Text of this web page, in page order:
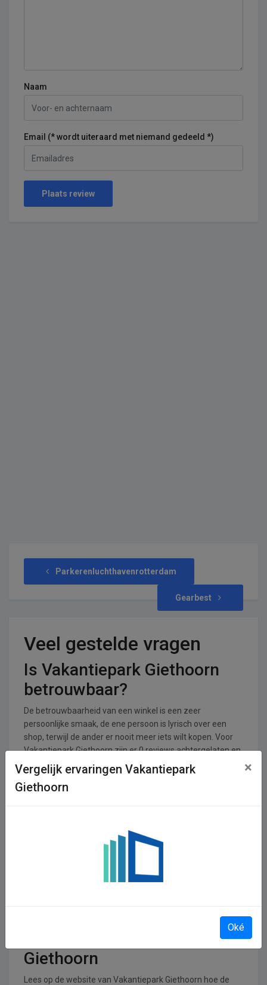
Naam
Email (* wordt uiteraard met niemand gedeeld *)
Plaats review
Parkerenluchthavenrotterdam
Gearbest
Veel gestelde vragen
Is Vakantiepark Giethoorn
betrouwbaar?
De betrouwbaarheid van een winkel is een zeer
persoonlijke smaak, de ene persoon is lyrisch over een
shop, terwijl de ander er nooit meer iets wilt kopen. Voor
Vakantiepark Giethoorn zijn er 0 reviews achtergelaten en
0 stemmen. De shop krijgt een gemiddeld cijfer van 0,00
uit een totaal van 5.
Vakantiepark Giethoorn
operationeel
&amp; UItgaan branche.
annuleren bij Vakantiepark
Giethoorn
Lees op de website van Vakantiepark Giethoorn hoe de
Vergelijk ervaringen Vakantiepark
Giethoorn
×
Oké